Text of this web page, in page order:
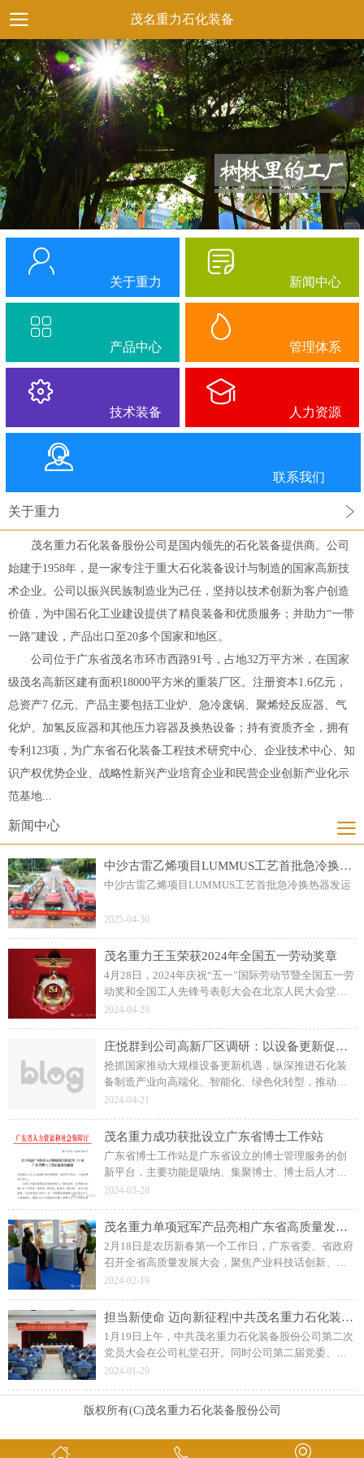
茂名重力石化装备
关于重力 新闻中心
产品中心 管理体系
技术装备 人力资源
联系我们
关于重力
茂名重力石化装备股份公司是国内领先的石化装备提供商。公司
始建于1958年，是一家专注于重大石化装备设计与制造的国家高新技
术企业。公司以振兴民族制造业为己任，坚持以技术创新为客户创造
价值，为中国石化工业建设提供了精良装备和优质服务；并助力“一带
一路”建设，产品出口至20多个国家和地区。
公司位于广东省茂名市环市西路91号，占地32万平方米，在国家
级茂名高新区建有面积18000平方米的重装厂区。注册资本1.6亿元，
总资产7 亿元。产品主要包括工业炉、急冷废锅、聚烯烃反应器、气
化炉、加氢反应器和其他压力容器及换热设备；持有资质齐全，拥有
专利123项，为广东省石化装备工程技术研究中心、企业技术中心、知
识产权优势企业、战略性新兴产业培育企业和民营企业创新产业化示
范基地...
新闻中心
中沙古雷乙烯项目LUMMUS工艺首批急冷换热器发运
中沙古雷乙烯项目LUMMUS工艺首批急冷换热器发运
2025-04-30
茂名重力王玉荣获2024年全国五一劳动奖章
4月28日，2024年庆祝“五一”国际劳动节暨全国五一劳
动奖和全国工人先锋号表彰大会在北京人民大会堂举
行，表彰全国五一劳动奖状255个、全国五一劳动奖章
2024-04-29
庄悦群到公司高新厂区调研：以设备更新促转型升级，打造石化装备制造高地
抢抓国家推动大规模设备更新机遇，纵深推进石化装
备制造产业向高端化、智能化、绿色化转型，推动全
产业链优化升级，致力成为国内领先石化装备设计、
加调研。
2024-04-21
茂名重力成功获批设立广东省博士工作站
广东省博士工作站是广东省设立的博士管理服务的创
新平台，主要功能是吸纳、集聚博士、博士后人才，
发挥人才“蓄水池”作用；茂名重力始建于1958年，是
技术企业。
2024-03-28
茂名重力单项冠军产品亮相广东省高质量发展大会
2月18日是农历新春第一个工作日，广东省委、省政府
召开全省高质量发展大会，聚焦产业科技话创新、谋
未来，不断夯实实体经济为本、制造业当家的根基，
2024-02-19
担当新使命 迈向新征程|中共茂名重力石化装备股份公司第二次党员大会胜利召开
1月19日上午，中共茂名重力石化装备股份公司第二次
党员大会在公司礼堂召开。同时公司第二届党委、纪
委分别举行第一次全体会议，杨志强同志当选为党委
2024-01-20
版权所有(C)茂名重力石化装备股份公司